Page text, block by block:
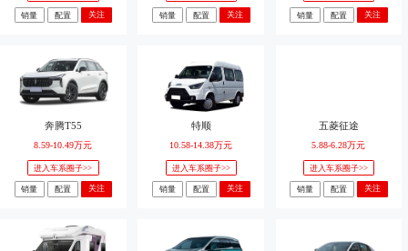
销量 配置 关注 销量 配置 关注 销量 配置 关注
奔腾T55
8.59-10.49万元
进入车系圈子>>
销量 配置 关注
特顺
10.58-14.38万元
进入车系圈子>>
销量 配置 关注
五菱征途
5.88-6.28万元
进入车系圈子>>
销量 配置 关注